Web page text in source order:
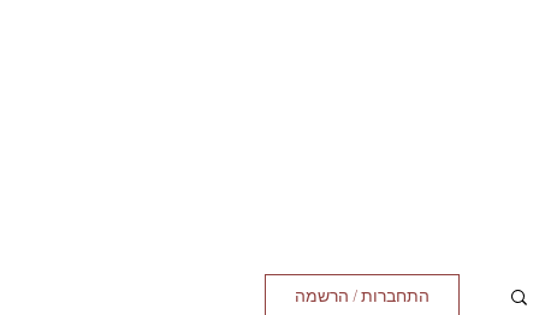
התחברות / הרשמה